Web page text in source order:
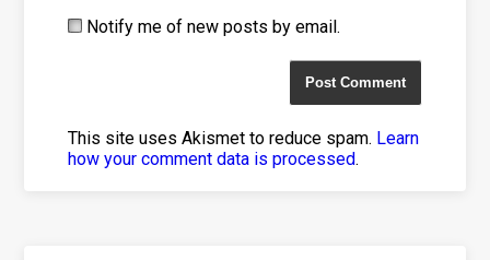
Notify me of new posts by email.
This site uses Akismet to reduce spam. Learn
how your comment data is processed.